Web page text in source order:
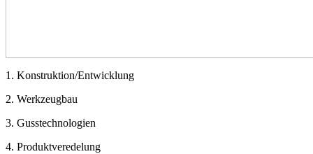
1. Konstruktion/Entwicklung
2. Werk­zeug­bau
3. Guss­tech­no­lo­gien
4. Pro­dukt­ver­ede­lung